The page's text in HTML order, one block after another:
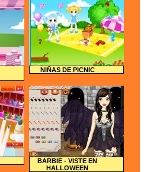
NIÑAS DE PICNIC
BARBIE - VISTE EN
HALLOWEEN